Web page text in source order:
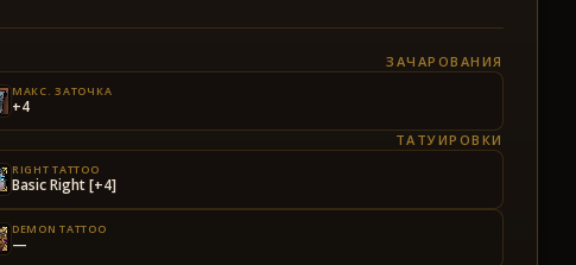
ЗАЧАРОВАНИЯ
МАКС. ЗАТОЧКА
+4
ТАТУИРОВКИ
RIGHT TATTOO
Basic Right [+4]
DEMON TATTOO
—